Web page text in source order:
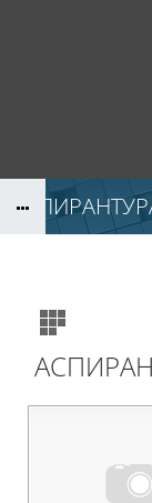
Перейти к